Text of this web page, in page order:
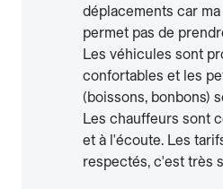
déplacements car
permet pas de
Les véhicules sont
confortables et les
(boissons, bonbons)
Les chauffeurs sont
et à l'écoute. Les
respectés, c'est très